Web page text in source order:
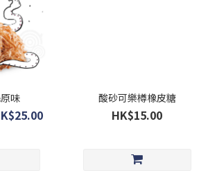
味 酸砂可樂樽橡皮糖
HK$15.00